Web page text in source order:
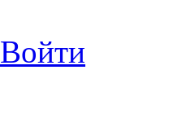
Войти